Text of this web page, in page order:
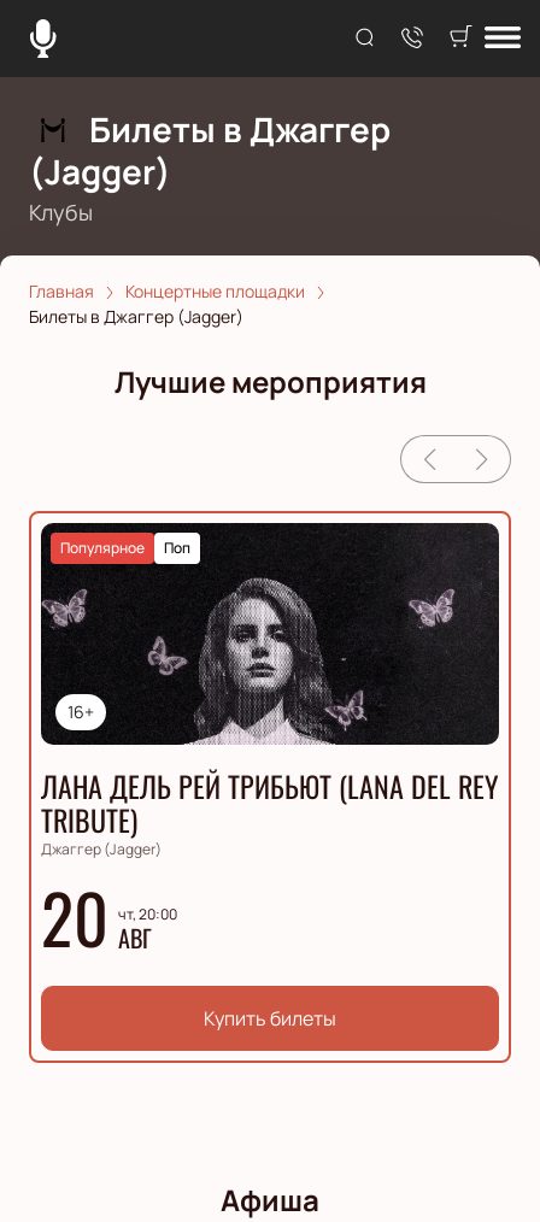
Билеты в Джаггер
(Jagger)
Клубы
Главная
Концертные площадки
Билеты в Джаггер (Jagger)
Лучшие мероприятия
16+
Поп
Популярное
ЛАНА ДЕЛЬ РЕЙ ТРИБЬЮТ (LANA DEL REY
TRIBUTE)
Джаггер (Jagger)
20 чт, 20:00
АВГ
Купить билеты
Афиша